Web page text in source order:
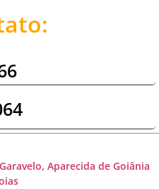
Aparecida de Goiânia